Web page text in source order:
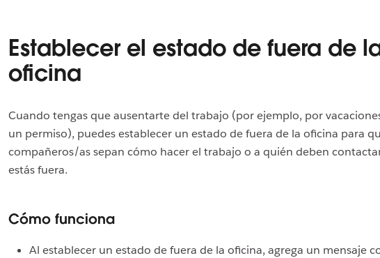
Establecer el estado de fuera de
oficina
Cuando tengas que ausentarte del trabajo (por ejemplo, por
un permiso), puedes establecer un estado de fuera de la oficina para
compañeros/as sepan cómo hacer el trabajo o a quién deben
estás fuera.
Cómo funciona
Al establecer un estado de fuera de la oficina, agrega un mensaje